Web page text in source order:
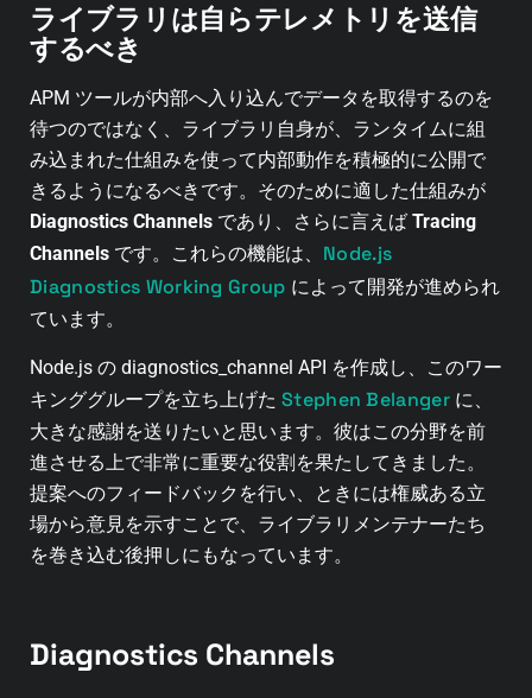
ライブラリは自らテレメトリを送信
するべき
APM ツールが内部へ入り込んでデータを取得するのを
待つのではなく、ライブラリ自身が、ランタイムに組
み込まれた仕組みを使って内部動作を積極的に公開で
きるようになるべきです。そのために適した仕組みが
Diagnostics Channels であり、さらに言えば Tracing
Channels です。これらの機能は、 Node.js
Diagnostics Working Group によって開発が進められ
ています。
Node.js の diagnostics_channel API を作成し、このワー
キンググループを立ち上げた Stephen Belangerに、
大きな感謝を送りたいと思います。彼はこの分野を前
進させる上で非常に重要な役割を果たしてきました。
提案へのフィードバックを行い、ときには権威ある立
場から意見を示すことで、ライブラリメンテナーたち
を巻き込む後押しにもなっています。
Diagnostics Channels